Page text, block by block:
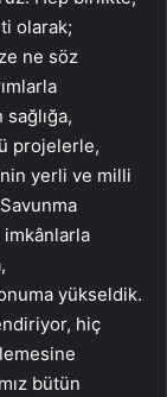
olarak;
ne söz
projelerle,
yerli ve milli
imkânlarla
yükseldik.
hiç
bütün